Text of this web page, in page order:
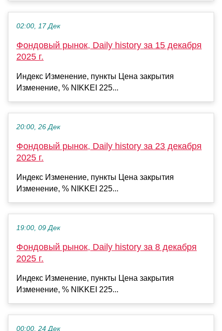
02:00, 17 Дек
Фондовый рынок, Daily history за 15 декабря
2025 г.
Индекс Изменение, пункты Цена закрытия
Изменение, % NIKKEI 225...
20:00, 26 Дек
Фондовый рынок, Daily history за 23 декабря
2025 г.
Индекс Изменение, пункты Цена закрытия
Изменение, % NIKKEI 225...
19:00, 09 Дек
Фондовый рынок, Daily history за 8 декабря
2025 г.
Индекс Изменение, пункты Цена закрытия
Изменение, % NIKKEI 225...
00:00, 24 Дек